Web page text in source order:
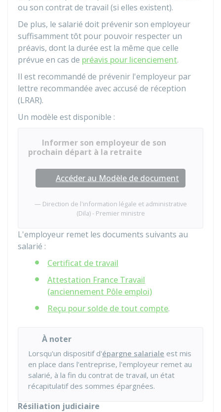
ou son contrat de travail (si elles existent).
De plus, le salarié doit prévenir son employeur
suffisamment tôt pour pouvoir respecter un
préavis, dont la durée est la même que celle
prévue en cas de préavis pour licenciement.
Il est recommandé de prévenir l'employeur par
lettre recommandée avec accusé de réception
(LRAR).
Un modèle est disponible :
Informer son employeur de son
prochain départ à la retraite
Accéder au Modèle de document
Direction de l'information légale et administrative
(Dila) - Premier ministre
L'employeur remet les documents suivants au
salarié :
Certificat de travail
Attestation France Travail
(anciennement Pôle emploi)
Reçu pour solde de tout compte.
À noter
Lorsqu'un dispositif d'épargne salariale est mis
en place dans l'entreprise, l'employeur remet au
salarié, à la fin du contrat de travail, un état
récapitulatif des sommes épargnées.
Résiliation judiciaire